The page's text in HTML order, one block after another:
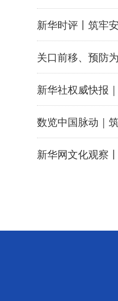
新华时评丨筑牢
关口前移、预防
新华社权威快报
数览中国脉动｜
新华网文化观察